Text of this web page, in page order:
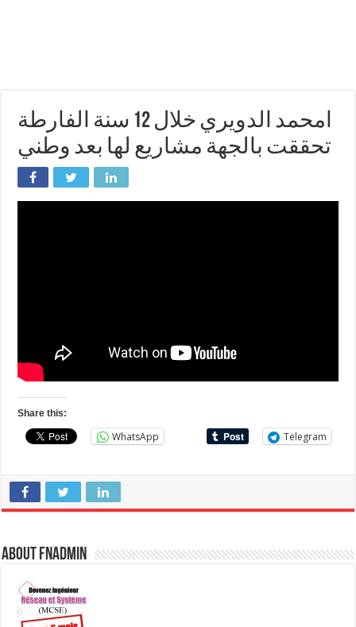
امحمد الدويري خلال 12 سنة الفارطة
تحققت بالجهة مشاريع لها بعد وطني
Share this:
WhatsApp Telegram
About fnadmin